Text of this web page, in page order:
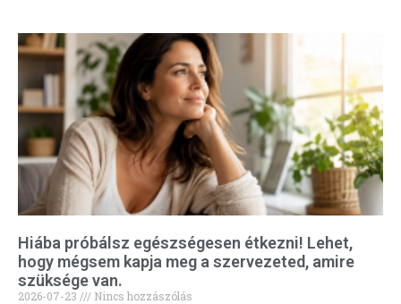
Hiába próbálsz egészségesen étkezni! Lehet,
hogy mégsem kapja meg a szervezeted, amire
szüksége van.
2026-07-23
Nincs hozzászólás